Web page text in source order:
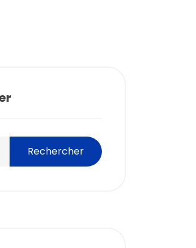
Rechercher